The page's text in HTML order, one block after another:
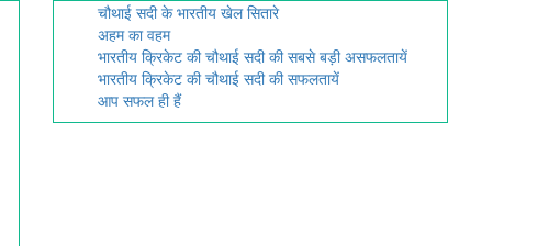
चौथाई सदी के भारतीय खेल सितारे
अहम का वहम
भारतीय क्रिकेट की चौथाई सदी की सबसे बड़ी असफलतायें
भारतीय क्रिकेट की चौथाई सदी की सफलतायें
आप सफल ही हैं